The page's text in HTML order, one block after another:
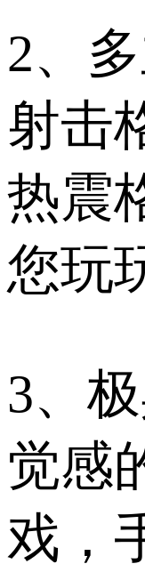
2、
射击
热震
您玩
3、
觉感
戏，